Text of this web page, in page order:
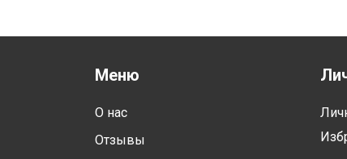
Меню
О нас
Отзывы